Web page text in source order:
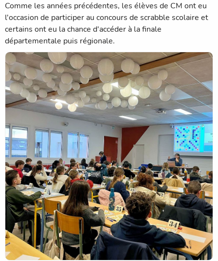
Comme les années précédentes, les élèves de CM ont eu
l'occasion de participer au concours de scrabble scolaire et
certains ont eu la chance d'accéder à la finale
départementale puis régionale.